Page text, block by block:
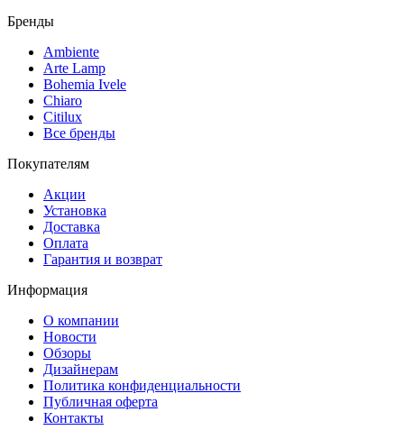
Бренды
Ambiente
Arte Lamp
Bohemia Ivele
Chiaro
Citilux
Все бренды
Покупателям
Акции
Установка
Доставка
Оплата
Гарантия и возврат
Информация
О компании
Новости
Обзоры
Дизайнерам
Политика конфиденциальности
Публичная оферта
Контакты